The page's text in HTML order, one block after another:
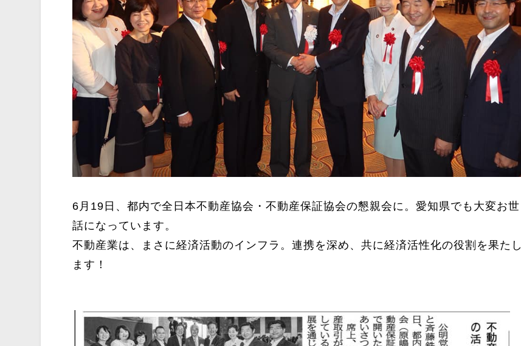
6月19日、都内で全日本不動産協会・不動産保証協会の懇親会に。愛知県でも大変お世
話になっています。
不動産業は、まさに経済活動のインフラ。連携を深め、共に経済活性化の役割を果たし
ます！